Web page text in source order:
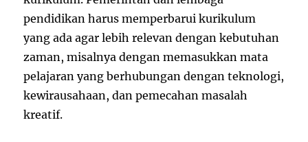
pendidikan harus memperbarui kurikulum
yang ada agar lebih relevan dengan kebutuhan
zaman, misalnya dengan memasukkan mata
pelajaran yang berhubungan dengan teknologi,
kewirausahaan, dan pemecahan masalah
kreatif.